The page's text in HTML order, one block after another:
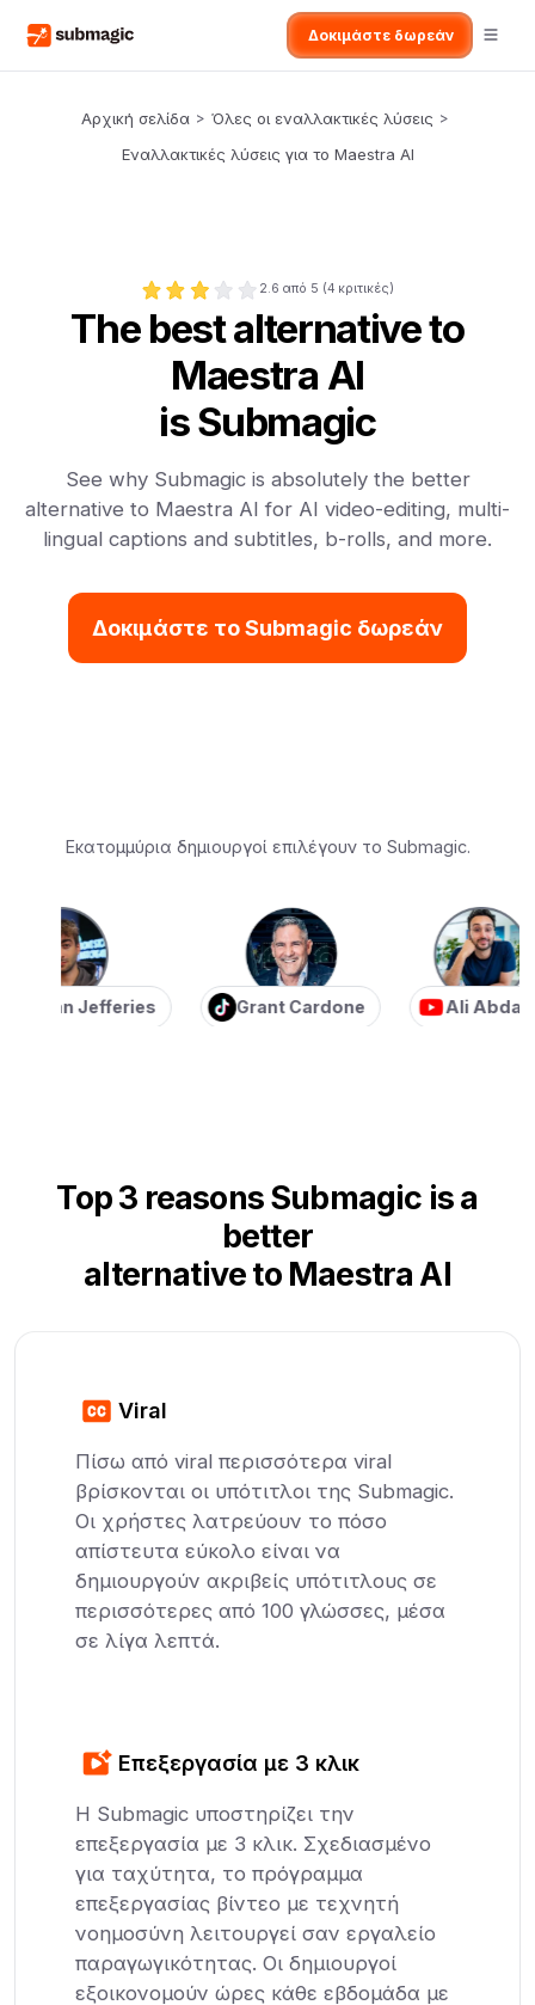
Δοκιμάστε δωρεάν
Αρχική σελίδα > Όλες οι εναλλακτικές λύσεις >
Εναλλακτικές λύσεις για το Maestra AI
2.6 από 5 (4 κριτικές)
The best alternative to
Maestra AI
is Submagic
See why Submagic is absolutely the better
alternative to Maestra AI for AI video-editing, multi-
lingual captions and subtitles, b-rolls, and more.
Δοκιμάστε το Submagic δωρεάν
Εκατομμύρια δημιουργοί επιλέγουν το Submagic.
Jefferies Grant Cardone Ali Abdaal
Top 3 reasons Submagic is a
better
alternative to Maestra AI
Viral
Πίσω από viral περισσότερα viral
βρίσκονται οι υπότιτλοι της Submagic.
Οι χρήστες λατρεύουν το πόσο
απίστευτα εύκολο είναι να
δημιουργούν ακριβείς υπότιτλους σε
περισσότερες από 100 γλώσσες, μέσα
σε λίγα λεπτά.
Επεξεργασία με 3 κλικ
Η Submagic υποστηρίζει την
επεξεργασία με 3 κλικ. Σχεδιασμένο
για ταχύτητα, το πρόγραμμα
επεξεργασίας βίντεο με τεχνητή
νοημοσύνη λειτουργεί σαν εργαλείο
παραγωγικότητας. Οι δημιουργοί
εξοικονομούν ώρες κάθε εβδομάδα με